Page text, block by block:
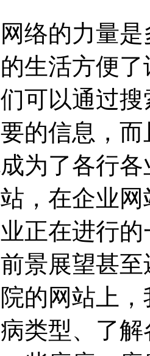
络的力量
生活方便
可以通过
的信息，
为了各行
，在企业
正在进行
景展望甚
的网站上
类型、了